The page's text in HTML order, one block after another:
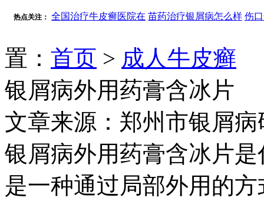
热点关注： 全国治疗牛皮癣医院在 苗药治疗银屑病怎么样 伤
置： 首页 > 成人牛皮癣
银屑病外用药膏含冰片
文章来源：郑州市银屑病
银屑病外用药膏含冰片
是一种通过局部外用的